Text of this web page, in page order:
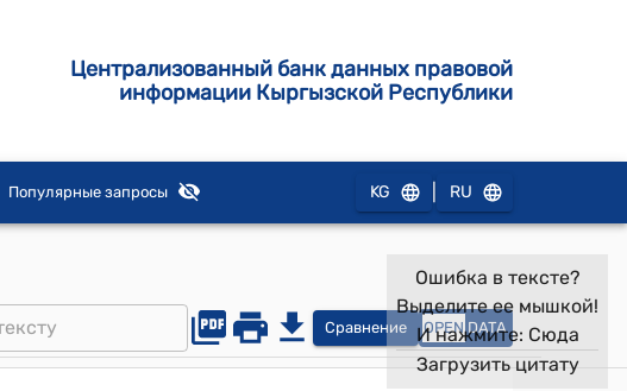
Централизованный банк данных правовой
информации Кыргызской Республики
Популярные запросы KG RU
Сравнение OPEN DATA
Ошибка в тексте?
Выделите ее мышкой!
И нажмите: Сюда
Загрузить цитату